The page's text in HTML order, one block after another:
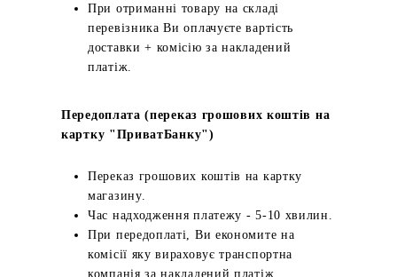
При отриманні товару на складі
перевізника Ви оплачуєте вартість
доставки + комісію за накладений
платіж.
Передоплата (переказ грошових коштів на
картку "ПриватБанку")
Переказ грошових коштів на картку
магазину.
Час надходження платежу - 5-10 хвилин.
При передоплаті, Ви економите на
комісії яку вираховує транспортна
компанія за накладений платіж.